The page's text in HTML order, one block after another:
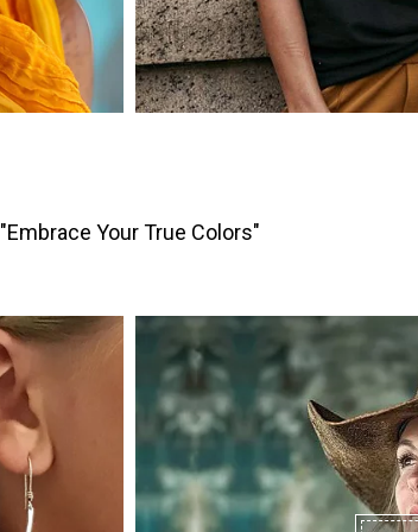
"Embrace Your True Colors"